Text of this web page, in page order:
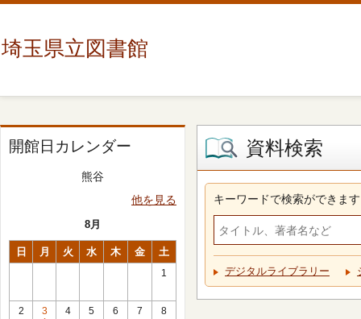
埼玉県立図書館
開館日カレンダー
熊谷
他を見る
8月
日 月 火 水 木 金 土
1
2
3
4 5 6 7 8
資料検索
キーワードで検索ができます
デジタルライブラリー